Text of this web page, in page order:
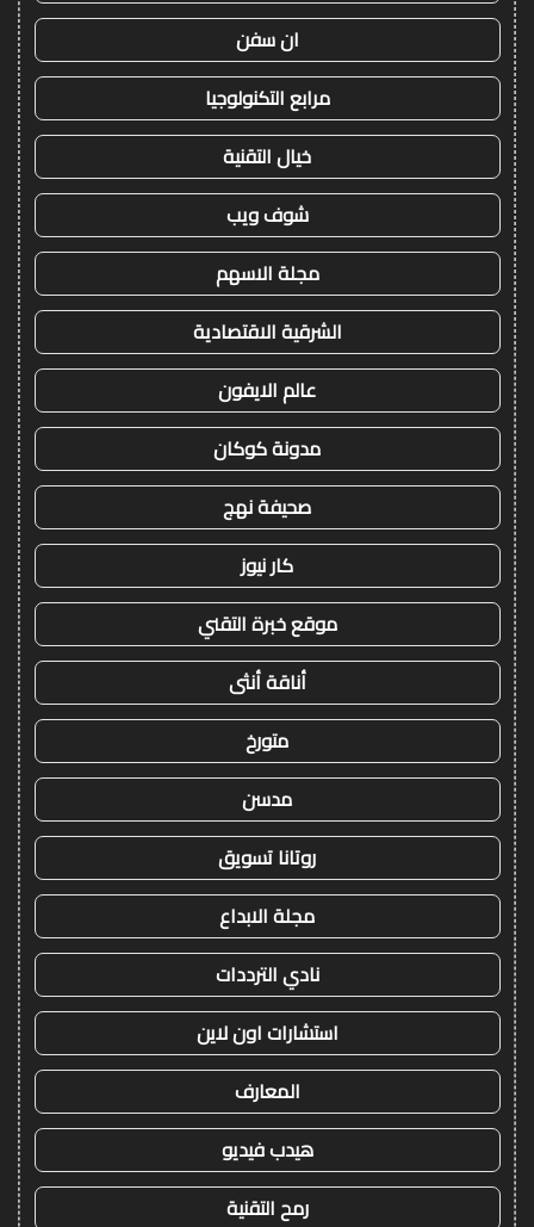
ان سفن
مرابع التكنولوجيا
خيال التقنية
شوف ويب
مجلة الاسهم
الشرقية الاقتصادية
عالم الايفون
مدونة كوكان
صحيفة نهج
كار نيوز
موقع خبرة التقني
أناقة أنثى
متورخ
مدسن
روتانا تسويق
مجلة الابداع
نادي الترددات
استشارات اون لاين
المعارف
هيدب فيديو
رمح التقنية